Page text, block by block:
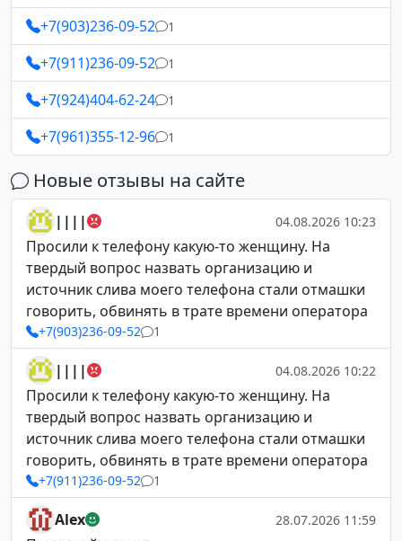
+7(903)236-09-52 1
+7(911)236-09-52 1
+7(924)404-62-24 1
+7(961)355-12-96 1
Новые отзывы на сайте
|||| 04.08.2026 10:23
Просили к телефону какую-то женщину. На
твердый вопрос назвать организацию и
источник слива моего телефона стали отмашки
говорить, обвинять в трате времени оператора
+7(903)236-09-52 1
|||| 04.08.2026 10:22
Просили к телефону какую-то женщину. На
твердый вопрос назвать организацию и
источник слива моего телефона стали отмашки
говорить, обвинять в трате времени оператора
+7(911)236-09-52 1
Alex 28.07.2026 11:59